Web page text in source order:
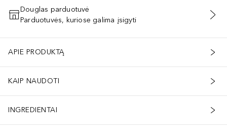
PRIDĖTI Į KREPŠELĮ
Douglas parduotuvė
Parduotuvės, kuriose galima įsigyti
APIE PRODUKTĄ
KAIP NAUDOTI
INGREDIENTAI